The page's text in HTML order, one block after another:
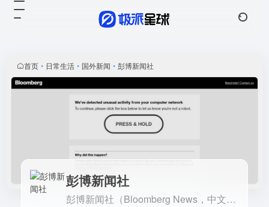
首页 • 日常生活 • 国外新闻 • 彭博新闻社
彭博新闻社
彭博新闻社（Bloomberg News，中文简称:彭博社）成立于1981年的美国彭博资讯公司，是全球最大的财经资讯公司，其前身是美国创新市场系统公司。
司，是全球最大的财经资讯公
司，其前身是美国创新市场系
统公司。